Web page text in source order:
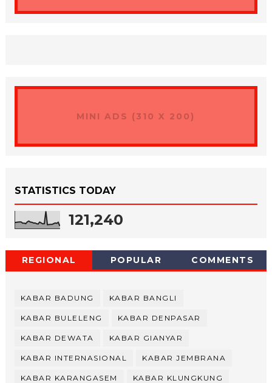
MINI ADS (310 X 200)
STATISTICS TODAY
121,240
REGIONAL POPULAR COMMENTS
KABAR BADUNG KABAR BANGLI
KABAR BULELENG KABAR DENPASAR
KABAR DEWATA KABAR GIANYAR
KABAR INTERNASIONAL KABAR JEMBRANA
KABAR KARANGASEM KABAR KLUNGKUNG